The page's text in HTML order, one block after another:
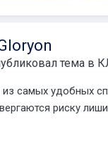
тема в
самых удобных
риску